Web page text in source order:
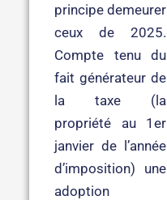
principe demeurer
ceux de 2025.
Compte tenu du
fait générateur de
la taxe (la
propriété au 1er
janvier de l’année
d’imposition) une
adoption